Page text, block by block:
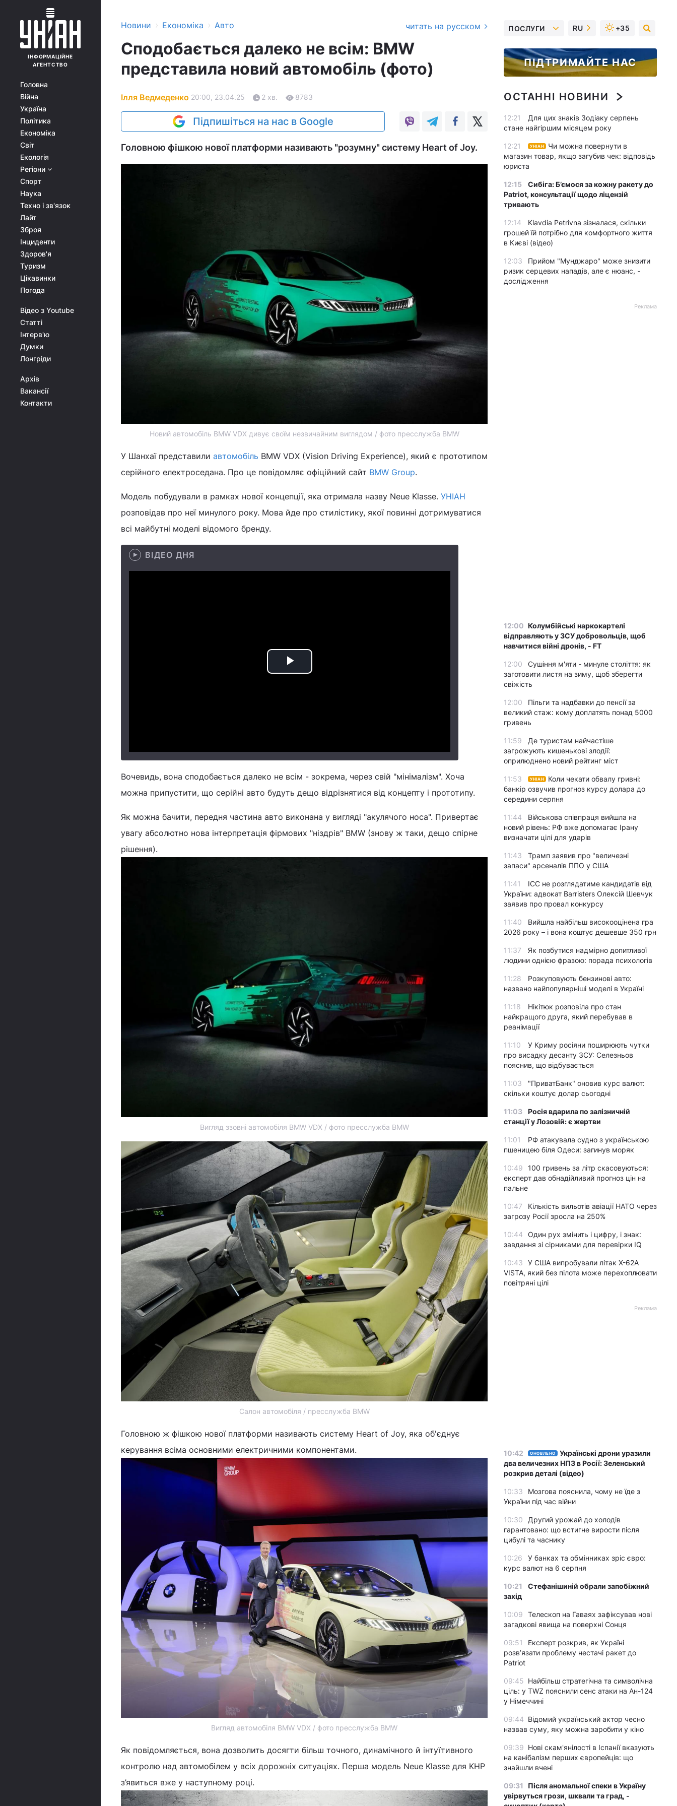
ІНФОРМАЦІЙНЕ
АГЕНТСТВО
Головна
Війна
Україна
Політика
Економіка
Світ
Екологія
Регіони
Спорт
Наука
Техно і зв'язок
Лайт
Зброя
Інциденти
Здоров'я
Туризм
Цікавинки
Погода
Відео з Youtube
Статті
Інтерв'ю
Думки
Лонгріди
Архів
Вакансії
Контакти
Новини › Економіка › Авто читать на русском
Сподобається далеко не всім: BMW
представила новий автомобіль (фото)
Ілля Ведмеденко 20:00, 23.04.25 2 хв. 8783
Підпишіться на нас в Google
Головною фішкою нової платформи називають "‎розумну"‎ систему Heart of Joy.
Новий автомобіль BMW VDX дивує своїм незвичайним виглядом / фото пресслужба BMW
У Шанхаї представили автомобіль BMW VDX (Vision Driving Experience), який є прототипом
серійного електроседана. Про це повідомляє офіційний сайт BMW Group.
Модель побудували в рамках нової концепції, яка отримала назву Neue Klasse. УНІАН
розповідав про неї минулого року. Мова йде про стилістику, якої повинні дотримуватися
всі майбутні моделі відомого бренду.
ВІДЕО ДНЯ
Play
Вочевидь, вона сподобається далеко не всім - зокрема, через свій "мінімалізм". Хоча
можна припустити, що серійні авто будуть дещо відрізнятися від концепту і прототипу.
Як можна бачити, передня частина авто виконана у вигляді "акулячого носа". Привертає
увагу абсолютно нова інтерпретація фірмових "ніздрів" BMW (знову ж таки, дещо спірне
рішення).
Вигляд ззовні автомобіля BMW VDX / фото пресслужба BMW
Салон автомобіля / пресслужба BMW
Головною ж фішкою нової платформи називають систему Heart of Joy, яка об'єднує
керування всіма основними електричними компонентами.
Вигляд автомобіля BMW VDX / фото пресслужба BMW
Як повідомляється, вона дозволить досягти більш точного, динамічного й інтуїтивного
контролю над автомобілем у всіх дорожніх ситуаціях. Перша модель Neue Klasse для КНР
з’явиться вже у наступному році.
ПОСЛУГИ RU +35
ПІДТРИМАЙТЕ НАС
ОСТАННІ НОВИНИ
12:21
Для цих знаків Зодіаку серпень
стане найгіршим місяцем року
12:21 УНІАН
Чи можна повернути в
магазин товар, якщо загубив чек: відповідь
юриста
12:15
Сибіга: Б’ємося за кожну ракету до
Patriot, консультації щодо ліцензій
тривають
12:14
Klavdia Petrivna зізналася, скільки
грошей їй потрібно для комфортного життя
в Києві (відео)
12:03
Прийом "Мунджаро" може знизити
ризик серцевих нападів, але є нюанс, -
дослідження
Реклама
12:00 Колумбійські наркокартелі
відправляють у ЗСУ добровольців, щоб
навчитися війні дронів, - FT
12:00
Сушіння м'яти - минуле століття: як
заготовити листя на зиму, щоб зберегти
свіжість
12:00
Пільги та надбавки до пенсії за
великий стаж: кому доплатять понад 5000
гривень
11:59
Де туристам найчастіше
загрожують кишенькові злодії:
оприлюднено новий рейтинг міст
11:53 УНІАН
Коли чекати обвалу гривні:
банкір озвучив прогноз курсу долара до
середини серпня
11:44
Військова співпраця вийшла на
новий рівень: РФ вже допомагає Ірану
визначати цілі для ударів
11:43
Трамп заявив про "величезні
запаси" арсеналів ППО у США
11:41
ICC не розглядатиме кандидатів від
України: адвокат Barristers Олексій Шевчук
заявив про провал конкурсу
11:40
Вийшла найбільш високооцінена гра
2026 року – і вона коштує дешевше 350 грн
11:37
Як позбутися надмірно допитливої
людини однією фразою: порада психологів
11:28
Розкуповують бензинові авто:
названо найпопулярніші моделі в Україні
11:18
Нікітюк розповіла про стан
найкращого друга, який перебував в
реанімації
11:10
У Криму росіяни поширюють чутки
про висадку десанту ЗСУ: Селезньов
пояснив, що відбувається
11:03
"ПриватБанк" оновив курс валют:
скільки коштує долар сьогодні
11:03
Росія вдарила по залізничній
станції у Лозовій: є жертви
11:01
РФ атакувала судно з українською
пшеницею біля Одеси: загинув моряк
10:49
100 гривень за літр скасовуються:
експерт дав обнадійливий прогноз цін на
пальне
10:47
Кількість вильотів авіації НАТО через
загрозу Росії зросла на 250%
10:44
Один рух змінить і цифру, і знак:
завдання зі сірниками для перевірки IQ
10:43
У США випробували літак X-62A
VISTA, який без пілота може перехоплювати
повітряні цілі
Реклама
10:42 ОНОВЛЕНО
Українські дрони уразили
два величезних НПЗ в Росії: Зеленський
розкрив деталі (відео)
10:33
Мозгова пояснила, чому не їде з
України під час війни
10:30
Другий урожай до холодів
гарантовано: що встигне вирости після
цибулі та часнику
10:26
У банках та обмінниках зріс євро:
курс валют на 6 серпня
10:21
Стефанішиній обрали запобіжний
захід
10:09
Телескоп на Гаваях зафіксував нові
загадкові явища на поверхні Сонця
09:51
Експерт розкрив, як Україні
розвʼязати проблему нестачі ракет до
Patriot
09:45 Найбільш стратегічна та символічна
ціль: у TWZ пояснили сенс атаки на Ан-124
у Німеччині
09:44 Відомий український актор чесно
назвав суму, яку можна заробити у кіно
09:39 Нові скам'янілості в Іспанії вказують
на канібалізм перших європейців: що
знайшли вчені
09:31
Після аномальної спеки в Україну
увірвуться грози, шквали та град, -